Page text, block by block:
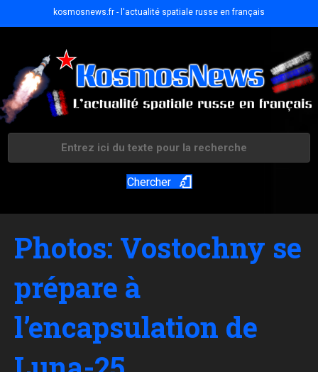
kosmosnews.fr - l'actualité spatiale russe en français
Chercher
Photos: Vostochny se
prépare à
l’encapsulation de